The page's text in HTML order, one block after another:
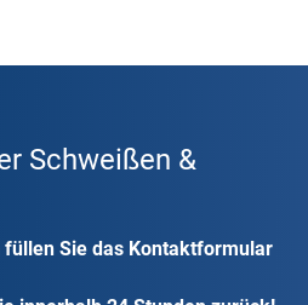
Schweißen &
füllen Sie das Kontaktformular